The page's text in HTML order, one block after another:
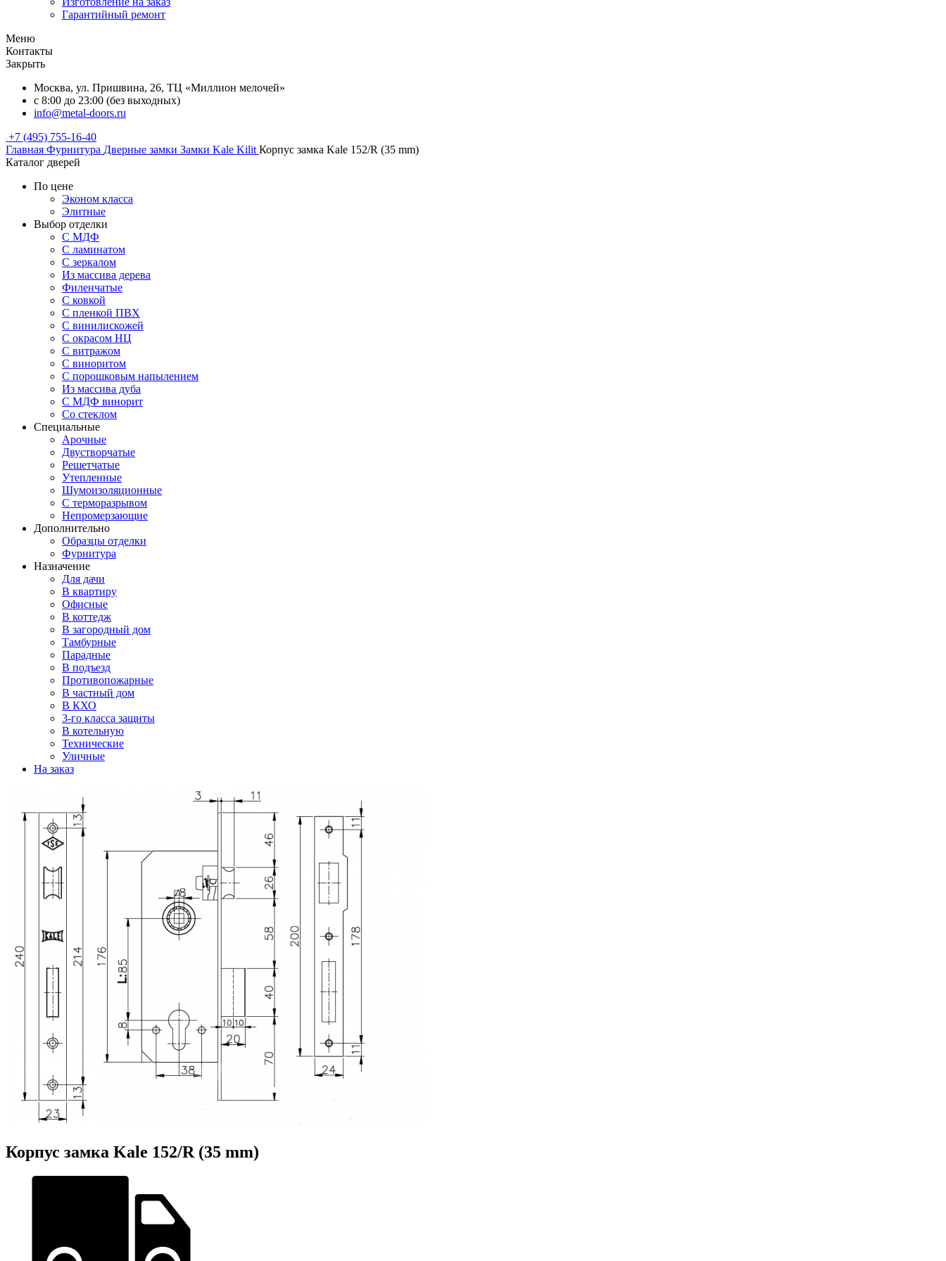
Гарантийный ремонт
Меню
Контакты
Закрыть
Москва, ул. Пришвина, 26, ТЦ «Миллион мелочей»
с 8:00 до 23:00 (без выходных)
info@metal-doors.ru
+7 (495) 755-16-40
Главная Фурнитура Дверные замки Замки Kale Kilit Корпус замка Kale 152/R (35 mm)
Каталог дверей
По цене
Эконом класса
Элитные
Выбор отделки
С МДФ
С ламинатом
С зеркалом
Из массива дерева
Филенчатые
С ковкой
С пленкой ПВХ
С винилискожей
С окрасом НЦ
С витражом
С виноритом
С порошковым напылением
Из массива дуба
С МДФ винорит
Со стеклом
Специальные
Арочные
Двустворчатые
Решетчатые
Утепленные
Шумоизоляционные
С терморазрывом
Непромерзающие
Дополнительно
Образцы отделки
Фурнитура
Назначение
Для дачи
В квартиру
Офисные
В коттедж
В загородный дом
Тамбурные
Парадные
В подъезд
Противопожарные
В частный дом
В КХО
3-го класса защиты
В котельную
Технические
Уличные
На заказ
Корпус замка Kale 152/R (35 mm)